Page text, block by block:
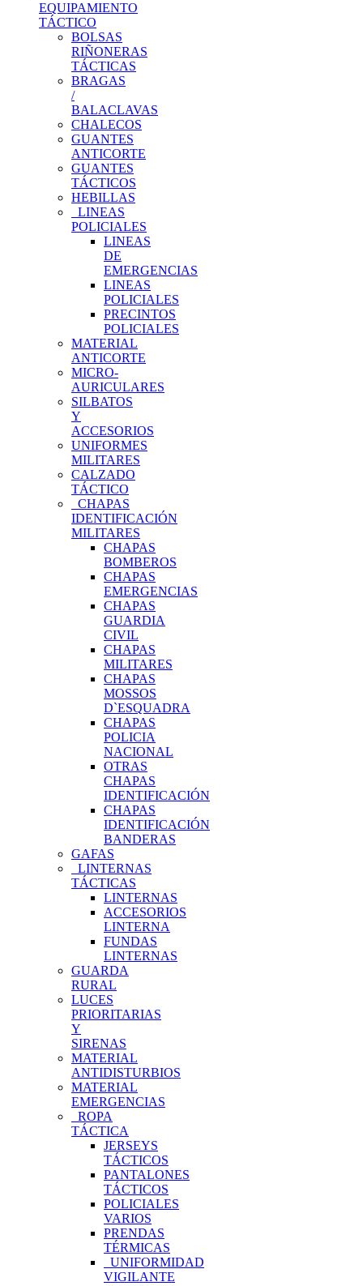
EQUIPAMIENTO
TÁCTICO
BOLSAS
RIÑONERAS
TÁCTICAS
BRAGAS
/
BALACLAVAS
CHALECOS
GUANTES
ANTICORTE
GUANTES
TÁCTICOS
HEBILLAS
LINEAS
POLICIALES
LINEAS
DE
EMERGENCIAS
LINEAS
POLICIALES
PRECINTOS
POLICIALES
MATERIAL
ANTICORTE
MICRO-
AURICULARES
SILBATOS
Y
ACCESORIOS
UNIFORMES
MILITARES
CALZADO
TÁCTICO
CHAPAS
IDENTIFICACIÓN
MILITARES
CHAPAS
BOMBEROS
CHAPAS
EMERGENCIAS
CHAPAS
GUARDIA
CIVIL
CHAPAS
MILITARES
CHAPAS
MOSSOS
D`ESQUADRA
CHAPAS
POLICIA
NACIONAL
OTRAS
CHAPAS
IDENTIFICACIÓN
CHAPAS
IDENTIFICACIÓN
BANDERAS
GAFAS
LINTERNAS
TÁCTICAS
LINTERNAS
ACCESORIOS
LINTERNA
FUNDAS
LINTERNAS
GUARDA
RURAL
LUCES
PRIORITARIAS
Y
SIRENAS
MATERIAL
ANTIDISTURBIOS
MATERIAL
EMERGENCIAS
ROPA
TÁCTICA
JERSEYS
TÁCTICOS
PANTALONES
TÁCTICOS
POLICIALES
VARIOS
PRENDAS
TÉRMICAS
UNIFORMIDAD
VIGILANTE